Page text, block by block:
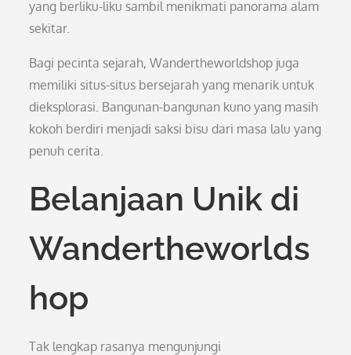
yang berliku-liku sambil menikmati panorama alam
sekitar.
Bagi pecinta sejarah, Wandertheworldshop juga
memiliki situs-situs bersejarah yang menarik untuk
dieksplorasi. Bangunan-bangunan kuno yang masih
kokoh berdiri menjadi saksi bisu dari masa lalu yang
penuh cerita.
Belanjaan Unik di
Wandertheworlds
hop
Tak lengkap rasanya mengunjungi